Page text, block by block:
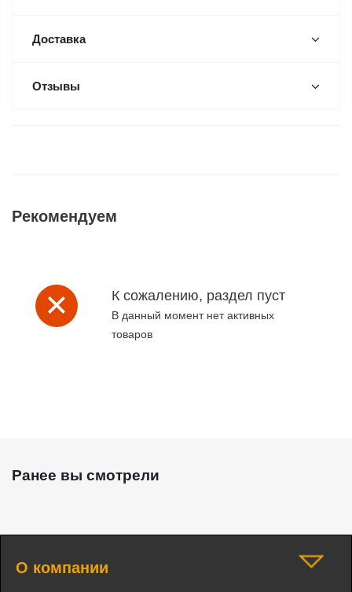
Доставка
Отзывы
Рекомендуем
К сожалению, раздел пуст
В данный момент нет активных
товаров
Ранее вы смотрели
О компании